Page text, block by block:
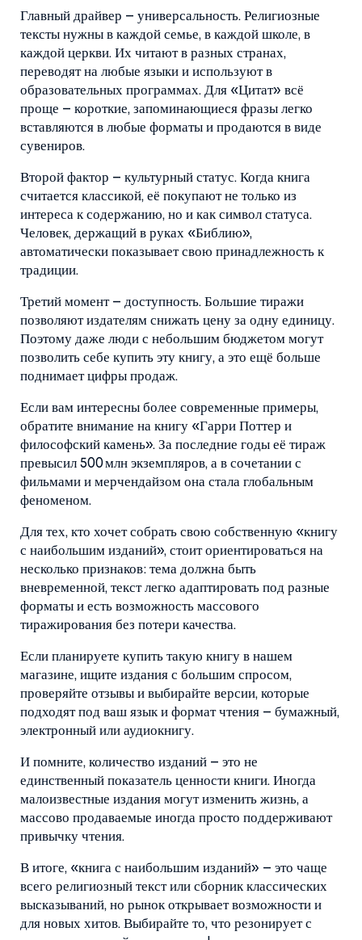
Главный драйвер – универсальность. Религиозные
тексты нужны в каждой семье, в каждой школе, в
каждой церкви. Их читают в разных странах,
переводят на любые языки и используют в
образовательных программах. Для «Цитат» всё
проще – короткие, запоминающиеся фразы легко
вставляются в любые форматы и продаются в виде
сувениров.
Второй фактор – культурный статус. Когда книга
считается классикой, её покупают не только из
интереса к содержанию, но и как символ статуса.
Человек, держащий в руках «Библию»,
автоматически показывает свою принадлежность к
традиции.
Третий момент – доступность. Большие тиражи
позволяют издателям снижать цену за одну единицу.
Поэтому даже люди с небольшим бюджетом могут
позволить себе купить эту книгу, а это ещё больше
поднимает цифры продаж.
Если вам интересны более современные примеры,
обратите внимание на книгу «Гарри Поттер и
философский камень». За последние годы её тираж
превысил 500 млн экземпляров, а в сочетании с
фильмами и мерчендайзом она стала глобальным
феноменом.
Для тех, кто хочет собрать свою собственную «книгу
с наибольшим изданий», стоит ориентироваться на
несколько признаков: тема должна быть
вневременной, текст легко адаптировать под разные
форматы и есть возможность массового
тиражирования без потери качества.
Если планируете купить такую книгу в нашем
магазине, ищите издания с большим спросом,
проверяйте отзывы и выбирайте версии, которые
подходят под ваш язык и формат чтения – бумажный,
электронный или аудиокнигу.
И помните, количество изданий – это не
единственный показатель ценности книги. Иногда
малоизвестные издания могут изменить жизнь, а
массово продаваемые иногда просто поддерживают
привычку чтения.
В итоге, «книга с наибольшим изданий» – это чаще
всего религиозный текст или сборник классических
высказываний, но рынок открывает возможности и
для новых хитов. Выбирайте то, что резонирует с